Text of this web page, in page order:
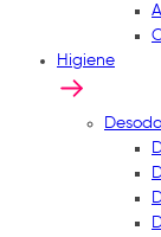
Higiene